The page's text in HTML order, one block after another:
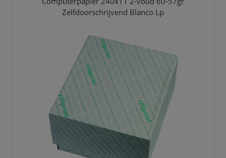
Zelfdoorschrijvend Blanco Lp